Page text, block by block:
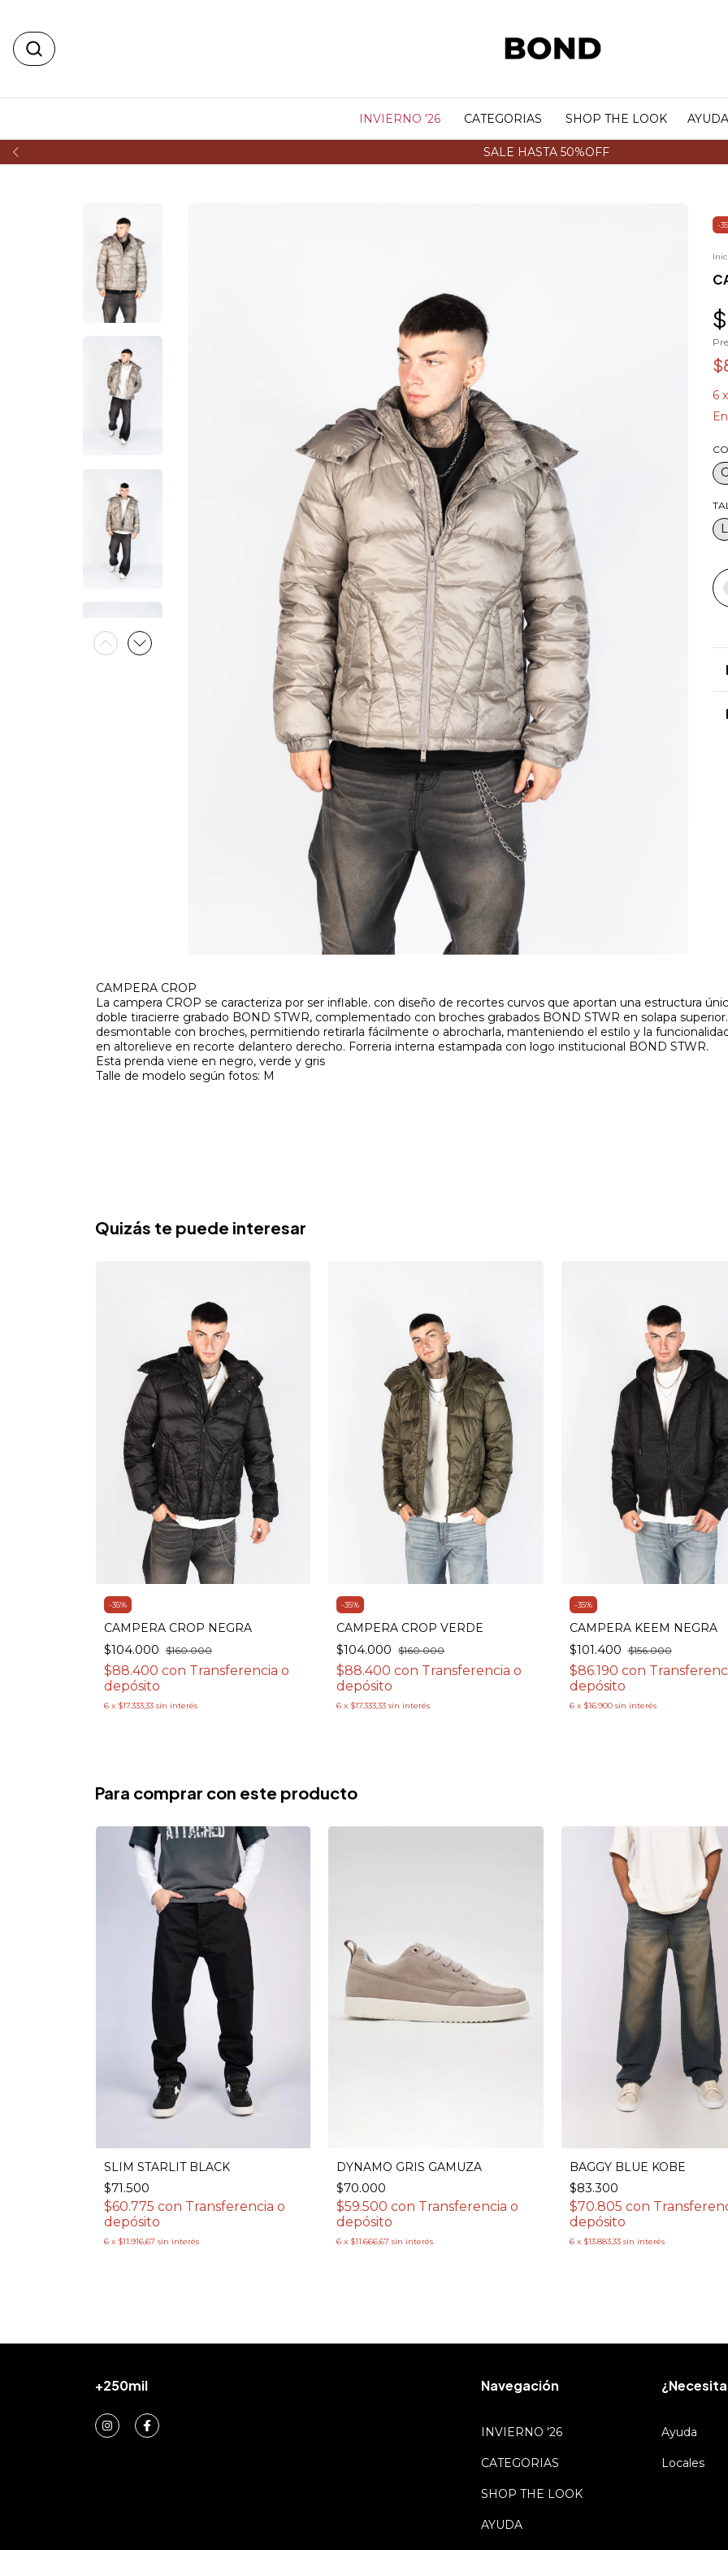
SALE HASTA 50%OFF
INVIERNO '26 CATEGORIAS SHOP THE LOOK AYUDA
-35
6 x
L
CAMPERA CROP
La campera CROP se caracteriza por ser inflable. con diseño de recortes curvos que aportan una estructura
doble tiracierre grabado BOND STWR, complementado con broches grabados BOND STWR en solapa
desmontable con broches, permitiendo retirarla fácilmente o abrocharla, manteniendo el estilo y la
en altorelieve en recorte delantero derecho. Forreria interna estampada con logo institucional BOND STWR.
Esta prenda viene en negro, verde y gris
Talle de modelo según fotos: M
Quizás te puede interesar
-35%
CAMPERA CROP NEGRA
$104.000 $160.000
$88.400 con Transferencia o
depósito
6 x $17.333,33 sin interés
-35%
CAMPERA CROP VERDE
$104.000 $160.000
$88.400con Transferencia o
depósito
6 x $17.333,33 sin interés
-35%
CAMPERA KEEM NEGRA
$101.400 $156.000
$86.190 con
depósito
6 x $16.900 sin interés
Para comprar con este producto
SLIM STARLIT BLACK
$71.500
$60.775 con Transferencia o
depósito
6 x $11.916,67 sin interés
DYNAMO GRIS GAMUZA
$70.000
$59.500con Transferencia o
depósito
6 x $11.666,67 sin interés
BAGGY BLUE KOBE
$83.300
$70.805 con
depósito
6 x $13.883,33 sin interés
Navegación
INVIERNO '26
CATEGORIAS
SHOP THE LOOK
AYUDA
Ayuda
Locales